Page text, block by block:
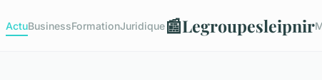
ActuBusinessFormationJuridique📰Legroupesleipnir